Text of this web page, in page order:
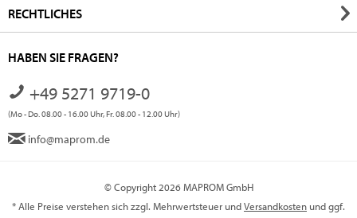
RECHTLICHES
HABEN SIE FRAGEN?
+49 5271 9719-0
(Mo - Do. 08.00 - 16.00 Uhr, Fr. 08.00 - 12.00 Uhr)
info@maprom.de
© Copyright 2026 MAPROM GmbH
* Alle Preise verstehen sich zzgl. Mehrwertsteuer undVersandkosten und ggf.